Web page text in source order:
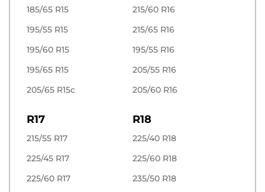
185/65 R15
195/55 R15
195/60 R15
195/65 R15
205/65 R15c
215/60 R16
215/65 R16
195/55 R16
205/55 R16
205/60 R16
R17
215/55 R17
225/45 R17
225/60 R17
R18
225/40 R18
225/60 R18
235/50 R18